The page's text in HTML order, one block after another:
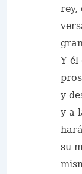
rey,
Y él
y
y a
su